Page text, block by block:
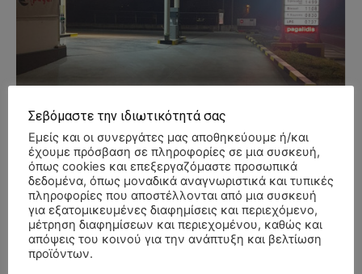
Σεβόμαστε την ιδιωτικότητά σας
Εμείς και οι συνεργάτες μας αποθηκεύουμε ή/και
έχουμε πρόσβαση σε πληροφορίες σε μια συσκευή,
όπως cookies και επεξεργαζόμαστε προσωπικά
δεδομένα, όπως μοναδικά αναγνωριστικά και τυπικές
πληροφορίες που αποστέλλονται από μια συσκευή
για εξατομικευμένες διαφημίσεις και περιεχόμενο,
μέτρηση διαφημίσεων και περιεχομένου, καθώς και
απόψεις του κοινού για την ανάπτυξη και βελτίωση
προϊόντων.